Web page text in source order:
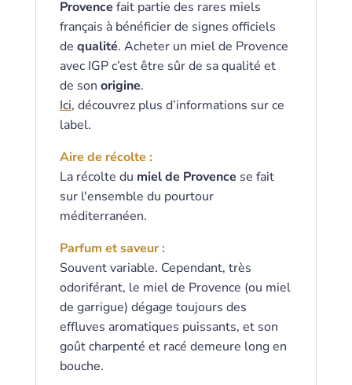
Provence fait partie des rares miels
français à bénéficier de signes officiels
de qualité. Acheter un miel de Provence
avec IGP c’est être sûr de sa qualité et
de son origine.
Ici, découvrez plus d’informations sur ce
label.
Aire de récolte :
La récolte du miel de Provence se fait
sur l'ensemble du pourtour
méditerranéen.
Parfum et saveur :
Souvent variable. Cependant, très
odoriférant, le miel de Provence (ou miel
de garrigue) dégage toujours des
effluves aromatiques puissants, et son
goût charpenté et racé demeure long en
bouche.